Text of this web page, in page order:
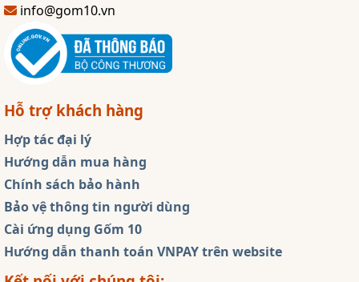
info@gom10.vn
Hỗ trợ khách hàng
Hợp tác đại lý
Hướng dẫn mua hàng
Chính sách bảo hành
Bảo vệ thông tin người dùng
Cài ứng dụng Gốm 10
Hướng dẫn thanh toán VNPAY trên website